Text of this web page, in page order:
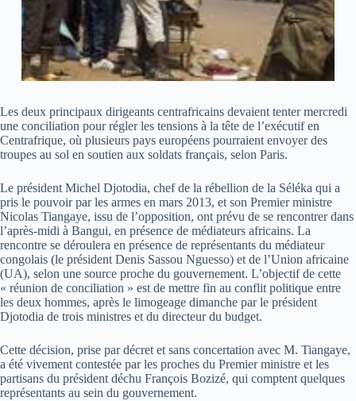
Les deux principaux dirigeants centrafricains devaient tenter mercredi
une conciliation pour régler les tensions à la tête de l’exécutif en
Centrafrique, où plusieurs pays européens pourraient envoyer des
troupes au sol en soutien aux soldats français, selon Paris.
Le président Michel Djotodia, chef de la rébellion de la Séléka qui a
pris le pouvoir par les armes en mars 2013, et son Premier ministre
Nicolas Tiangaye, issu de l’opposition, ont prévu de se rencontrer dans
l’après-midi à Bangui, en présence de médiateurs africains. La
rencontre se déroulera en présence de représentants du médiateur
congolais (le président Denis Sassou Nguesso) et de l’Union africaine
(UA), selon une source proche du gouvernement. L’objectif de cette
« réunion de conciliation » est de mettre fin au conflit politique entre
les deux hommes, après le limogeage dimanche par le président
Djotodia de trois ministres et du directeur du budget.
Cette décision, prise par décret et sans concertation avec M. Tiangaye,
a été vivement contestée par les proches du Premier ministre et les
partisans du président déchu François Bozizé, qui comptent quelques
représentants au sein du gouvernement.